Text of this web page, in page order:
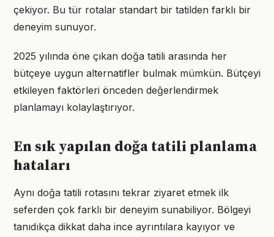
çekiyor. Bu tür rotalar standart bir tatilden farklı bir
deneyim sunuyor.
2025 yılında öne çıkan doğa tatili arasında her
bütçeye uygun alternatifler bulmak mümkün. Bütçeyi
etkileyen faktörleri önceden değerlendirmek
planlamayı kolaylaştırıyor.
En sık yapılan doğa tatili planlama
hataları
Aynı doğa tatili rotasını tekrar ziyaret etmek ilk
seferden çok farklı bir deneyim sunabiliyor. Bölgeyi
tanıdıkça dikkat daha ince ayrıntılara kayıyor ve